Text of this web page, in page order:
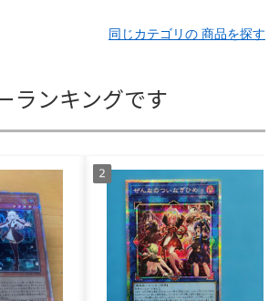
同じカテゴリの 商品を探す
ランキングです